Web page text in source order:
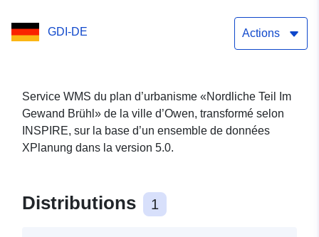
GDI-DE Actions
Service WMS du plan d’urbanisme «Nordliche Teil Im
Gewand Brühl» de la ville d’Owen, transformé selon
INSPIRE, sur la base d’un ensemble de données
XPlanung dans la version 5.0.
Distributions 1